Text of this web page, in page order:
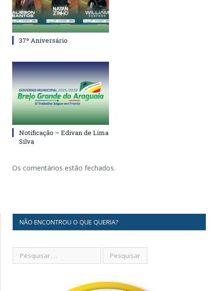
37º Aniversário
Notificação – Edivan de Lima
Silva
Os comentários estão fechados.
NÃO ENCONTROU O QUE QUERIA?